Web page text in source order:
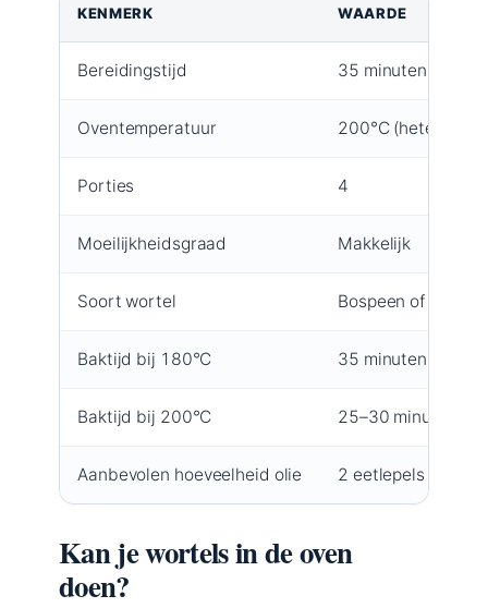
KENMERK WAARDE
Bereidingstijd 35 minuten
Oventemperatuur 200°C (hetelucht
Porties 4
Moeilijkheidsgraad Makkelijk
Soort wortel Bospeen of
Baktijd bij 180°C 35 minuten voor
Baktijd bij 200°C 25–30 minuten
Aanbevolen hoeveelheid olie 2 eetlepels per
Kan je wortels in de oven
doen?